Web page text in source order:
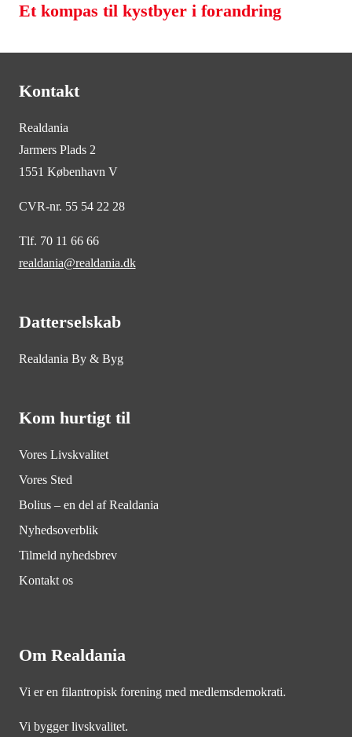
Et kompas til kystbyer i forandring
Kontakt
Realdania
Jarmers Plads 2
1551 København V
CVR-nr. 55 54 22 28
Tlf. 70 11 66 66
realdania@realdania.dk
Datterselskab
Realdania By & Byg
Kom hurtigt til
Vores Livskvalitet
Vores Sted
Bolius – en del af Realdania
Nyhedsoverblik
Tilmeld nyhedsbrev
Kontakt os
Om Realdania
Vi er en filantropisk forening med medlemsdemokrati.
Vi bygger livskvalitet.